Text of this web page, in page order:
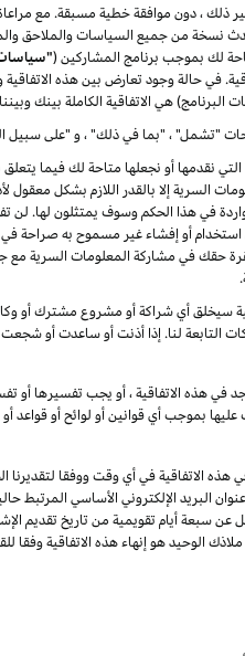
ذلك ، دون موافقة خطية مسبقة. مع
نسخة من جميع السياسات والملاحق
لك بموجب برنامج المشاركين ("سياسات
في حالة وجود تعارض بين هذه
البرنامج) هي الاتفاقية الكاملة بينك
"تشمل" ، "بما في ذلك" ، و "على سبيل
التي نقدمها أو نجعلها متاحة لك فيما
السرية إلا بالقدر اللازم بشكل
في هذا الحكم وسوف يمتثلون لها.
أو إفشاء غير مسموح به صراحة
لا تقيد هذه الفقرة حقك في مشاركة
أي شراكة أو مشروع مشترك أو
التابعة لنا. إذا أذنت أو ساعدت أو
في هذه الاتفاقية ، أو يجب تفسيرها أو
بموجب أي قوانين أو لوائح أو
هذه الاتفاقية في أي وقت ووفقا
البريد الإلكتروني الأساسي
عن سبعة أيام تقويمية من تاريخ
الوحيد هو إنهاء هذه الاتفاقية وفقا